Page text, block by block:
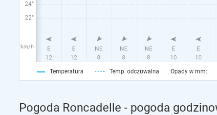
24°
22°
km/h
Temperatura Temp. odczuwalna Opady w mm:
Pogoda Roncadelle - pogoda